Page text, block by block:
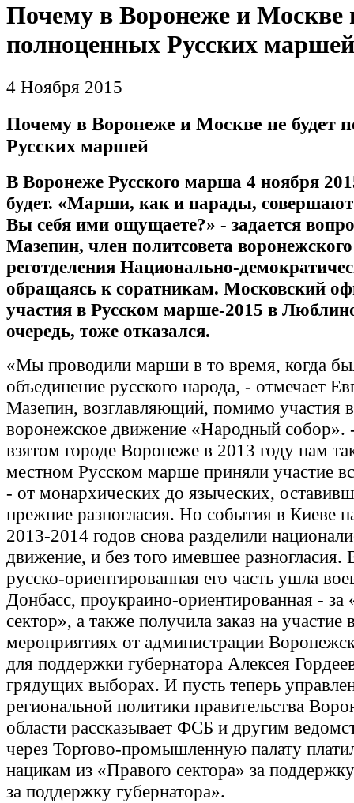
Почему в Воронеже и Москве
полноценных Русских маршей
4 Ноября 2015
Почему в Воронеже и Москве не будет
Русских маршей
В Воронеже Русского марша 4 ноября
будет. «Марши, как и парады,
Вы себя ими ощущаете?» - задается во
Мазепин, член политсовета воронежского
реготделения Национально-
обращаясь к соратникам. Московский
участия в Русском марше-2015 в
очередь, тоже отказался.
«Мы проводили марши в то время, когда
объединение русского народа, - отмечает
Мазепин, возглавляющий, помимо
воронежское движение «Народный собор».
взятом городе Воронеже в 2013 году нам
местном Русском марше приняли участие
- от монархических до языческих,
прежние разногласия. Но события в Киеве
2013-2014 годов снова разделили
движение, и без того имевшее разногласия.
русско-ориентированная его часть ушла
Донбасс, проукраино-ориентированная -
сектор», а также получила заказ на участие
мероприятиях от администрации
для поддержки губернатора Алексея
грядущих выборах. И пусть теперь
региональной политики правительства
области рассказывает ФСБ и другим
через Торгово-промышленную палату
нацикам из «Правого сектора» за
за поддержку губернатора».